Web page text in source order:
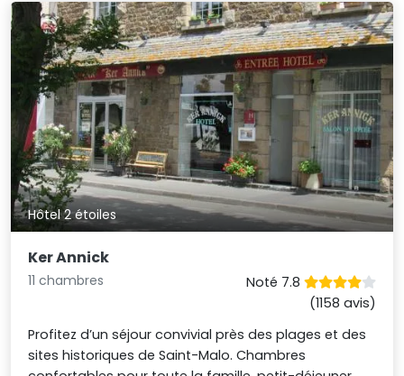
Hôtel 2 étoiles
Ker Annick
11 chambres
Noté 7.8
(1158 avis)
Profitez d’un séjour convivial près des plages et des
sites historiques de Saint-Malo. Chambres